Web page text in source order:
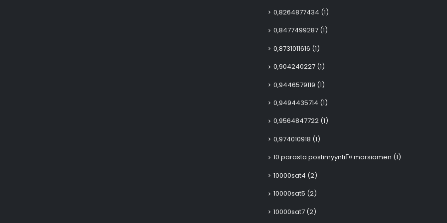
0,8264877434 (1)
0,8477499287 (1)
0,8731011616 (1)
0,904240227 (1)
0,9446579119 (1)
0,9494435714 (1)
0,9564847722 (1)
0,974010918 (1)
10 parasta postimyyntiГ¤ morsiamen (1)
10000sat4 (2)
10000sat5 (2)
10000sat7 (2)